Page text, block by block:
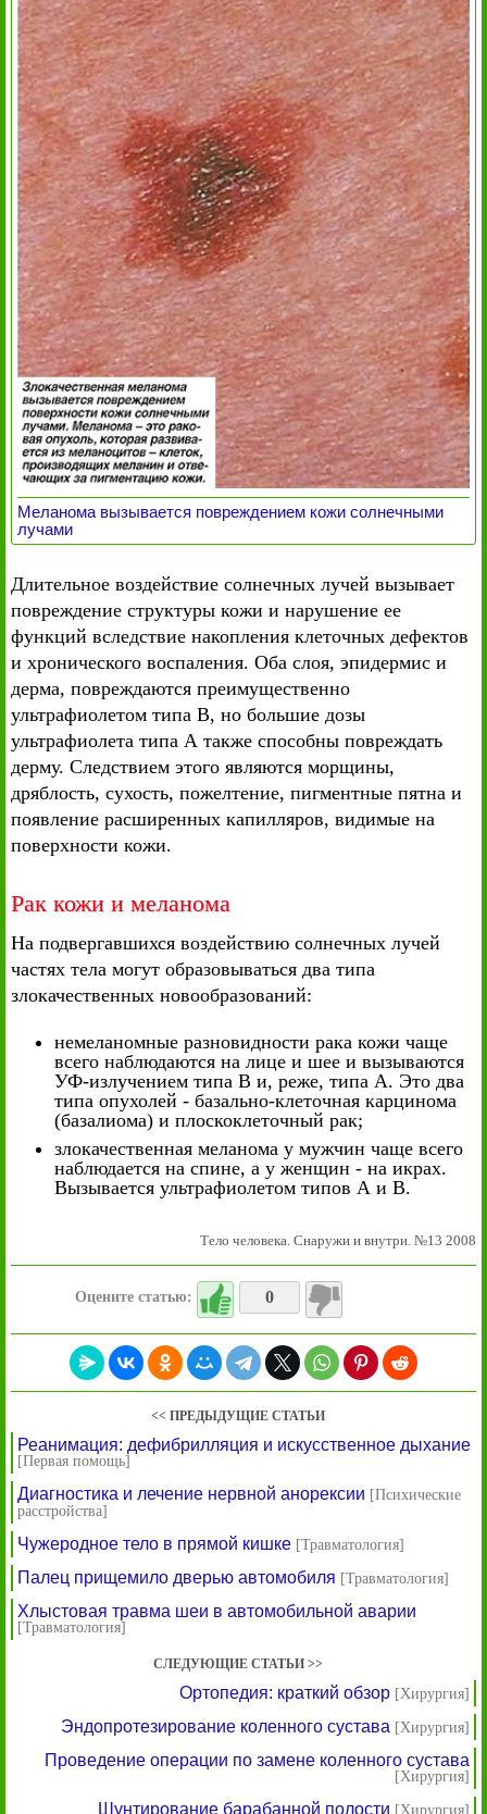
Меланома вызывается повреждением кожи солнечными
лучами
Длительное воздействие солнечных лучей вызывает
повреждение структуры кожи и нарушение ее
функций вследствие накопления клеточных дефектов
и хронического воспаления. Оба слоя, эпидермис и
дерма, повреждаются преимущественно
ультрафиолетом типа В, но большие дозы
ультрафиолета типа А также способны повреждать
дерму. Следствием этого являются морщины,
дряблость, сухость, пожелтение, пигментные пятна и
появление расширенных капилляров, видимые на
поверхности кожи.
Рак кожи и меланома
На подвергавшихся воздействию солнечных лучей
частях тела могут образовываться два типа
злокачественных новообразований:
немеланомные разновидности рака кожи чаще
всего наблюдаются на лице и шее и вызываются
УФ-излучением типа В и, реже, типа А. Это два
типа опухолей - базально-клеточная карцинома
(базалиома) и плоскоклеточный рак;
злокачественная меланома у мужчин чаще всего
наблюдается на спине, а у женщин - на икрах.
Вызывается ультрафиолетом типов А и В.
Тело человека. Снаружи и внутри. №13 2008
Оцените статью: 0
<< ПРЕДЫДУЩИЕ СТАТЬИ
Реанимация: дефибрилляция и искусственное дыхание
[Первая помощь]
Диагностика и лечение нервной анорексии [Психические
расстройства]
Чужеродное тело в прямой кишке [Травматология]
Палец прищемило дверью автомобиля [Травматология]
Хлыстовая травма шеи в автомобильной аварии
[Травматология]
СЛЕДУЮЩИЕ СТАТЬИ >>
Ортопедия: краткий обзор [Хирургия]
Эндопротезирование коленного сустава [Хирургия]
Проведение операции по замене коленного сустава
[Хирургия]
Шунтирование барабанной полости [Хирургия]